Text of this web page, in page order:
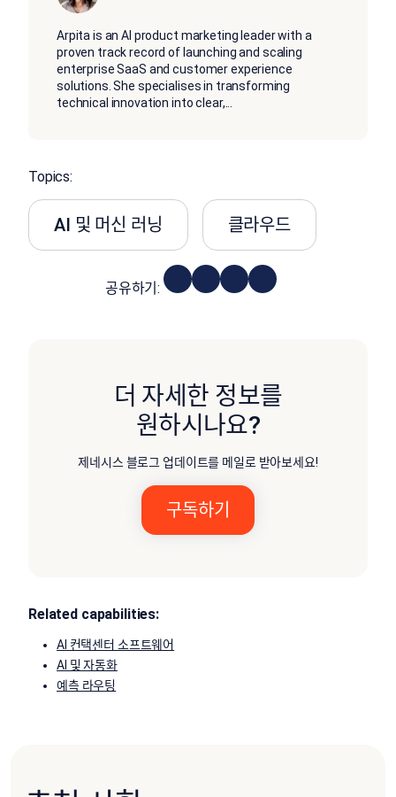
Arpita is an AI product marketing leader with a
proven track record of launching and scaling
enterprise SaaS and customer experience
solutions. She specialises in transforming
technical innovation into clear,
Topics:
AI 및 머신 러닝 클라우드
공유하기:
더 자세한 정보를
원하시나요?
제네시스 블로그 업데이트를 메일로 받아보세요!
Related capabilities:
AI 컨택센터 소프트웨어
AI 및 자동화
예측 라우팅